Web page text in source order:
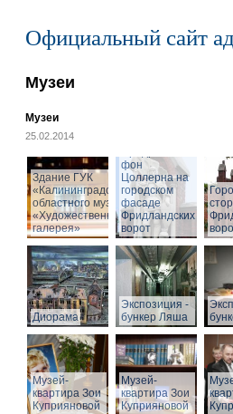
Официальный сайт
Музеи
Музеи
25.02.2014
Здание ГУК
«Калининградского
областного музея
«Художественная
галерея»
фон
Цоллерна на
городском
фасаде
Фридландских
ворот
Диорама
Экспозиция -
бункер Ляша
Музей-
квартира Зои
Куприяновой
Музей-
квартира Зои
Куприяновой